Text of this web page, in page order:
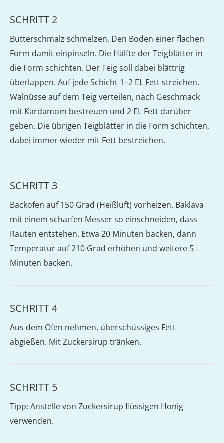
SCHRITT 2
Butterschmalz schmelzen. Den Boden einer flachen
Form damit einpinseln. Die Hälfte der Teigblätter in
die Form schichten. Der Teig soll dabei blättrig
überlappen. Auf jede Schicht 1–2 EL Fett streichen.
Walnüsse auf dem Teig verteilen, nach Geschmack
mit Kardamom bestreuen und 2 EL Fett darüber
geben. Die übrigen Teigblätter in die Form schichten,
dabei immer wieder mit Fett bestreichen.
SCHRITT 3
Backofen auf 150 Grad (Heißluft) vorheizen. Baklava
mit einem scharfen Messer so einschneiden, dass
Rauten entstehen. Etwa 20 Minuten backen, dann
Temperatur auf 210 Grad erhöhen und weitere 5
Minuten backen.
SCHRITT 4
Aus dem Ofen nehmen, überschüssiges Fett
abgießen. Mit Zuckersirup tränken.
SCHRITT 5
Tipp: Anstelle von Zuckersirup flüssigen Honig
verwenden.